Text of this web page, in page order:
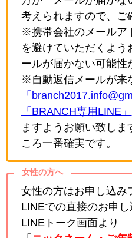
考えられますので、ご
※携帯会社のメールア
を避けていただくよう
ールが届かない可能性
※自動返信メールが来
「
「BRANCH専用LINE」
ますようお願い致しま
ころ一番確実です。
女性の方へ
女性の方はお申し込み
LINEでの直接のお申し
LINEトーク画面より